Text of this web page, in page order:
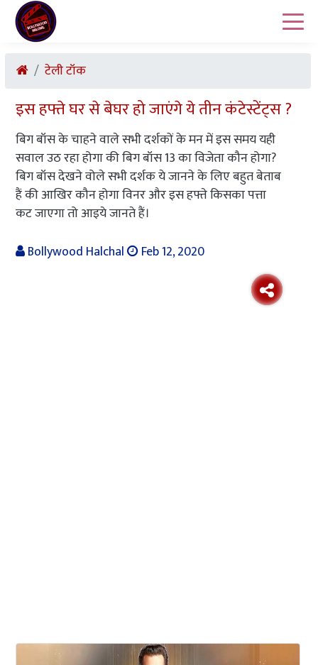
टेली टॉक
इस हफ्ते घर से बेघर हो जाएंगे ये तीन कंटेस्टेंट्स ?
बिग बॉस के चाहने वाले सभी दर्शकों के मन में इस समय यही
सवाल उठ रहा होगा की बिग बॉस 13 का विजेता कौन होगा?
बिग बॉस देखने वोले सभी दर्शक ये जानने के लिए बहुत बेताब
हैं की आखिर कौन होगा विनर और इस हफ्ते किसका पत्ता
कट जाएगा तो आइये जानते हैं।
Bollywood Halchal
Feb 12, 2020